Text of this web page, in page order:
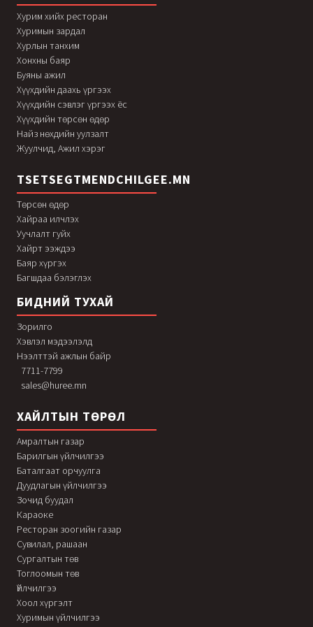
Хурим хийх ресторан
Хуримын зардал
Хурлын танхим
Хонхны баяр
Буяны ажил
Хүүхдийн даахь үргээх
Хүүхдийн сэвлэг үргээх ёс
Хүүхдийн төрсөн өдөр
Найз нөхдийн уулзалт
Жуулчид, Ажил хэрэг
TSETSEGTMENDCHILGEE.MN
Төрсөн өдөр
Хайраа илчлэх
Уучлалт гуйх
Хайрт ээждээ
Баяр хүргэх
Багшдаа бэлэглэх
БИДНИЙ ТУХАЙ
Зорилго
Хэвлэл мэдээлэлд
Нээлттэй ажлын байр
7711-7799
sales@huree.mn
ХАЙЛТЫН ТӨРӨЛ
Амралтын газар
Барилгын үйлчилгээ
Баталгаат орчуулга
Дуудлагын үйлчилгээ
Зочид буудал
Караоке
Ресторан зоогийн газар
Сувилал, рашаан
Сургалтын төв
Тоглоомын төв
Үйлчилгээ
Хоол хүргэлт
Хуримын үйлчилгээ